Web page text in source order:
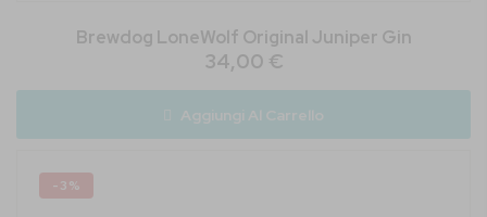
Brewdog LoneWolf Original Juniper Gin
34,00 €
Aggiungi Al Carrello
-3%